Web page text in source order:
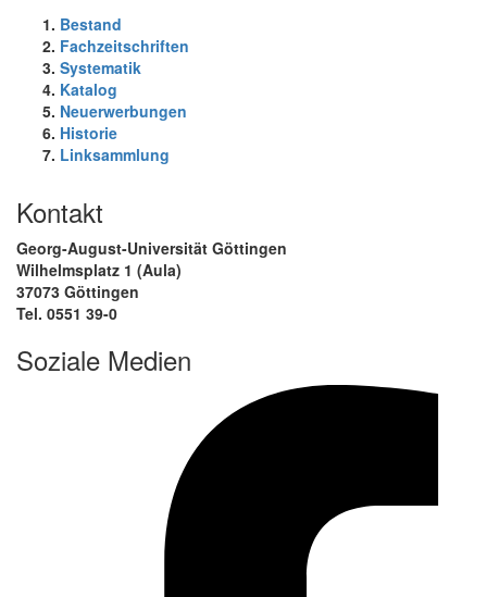
Bestand
Fachzeitschriften
Systematik
Katalog
Neuerwerbungen
Historie
Linksammlung
Kontakt
Georg-August-Universität Göttingen
Wilhelmsplatz 1 (Aula)
37073 Göttingen
Tel. 0551 39-0
Soziale Medien